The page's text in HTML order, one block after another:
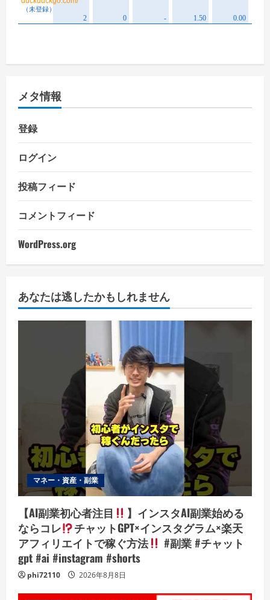
メタ情報
登録
ログイン
投稿フィード
コメントフィード
WordPress.org
あなたは逃したかもしれません
マネー・資産・副業
【AI副業初心者注目
】インスタAI副業始める
ならコレ
チャットGPT×インスタグラム×楽天
アフィリエイトで稼ぐ方法
#副業 #チャット
gpt #ai #instagram #shorts
phi72110 2026年8月8日